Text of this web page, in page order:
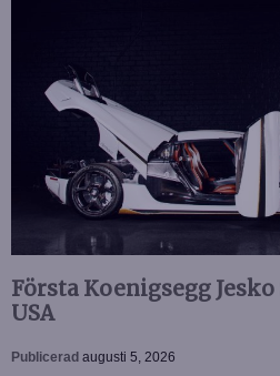
Första Koenigsegg
USA
Publicerad augusti 5, 2026